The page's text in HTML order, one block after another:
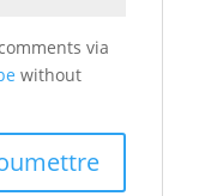
via
without